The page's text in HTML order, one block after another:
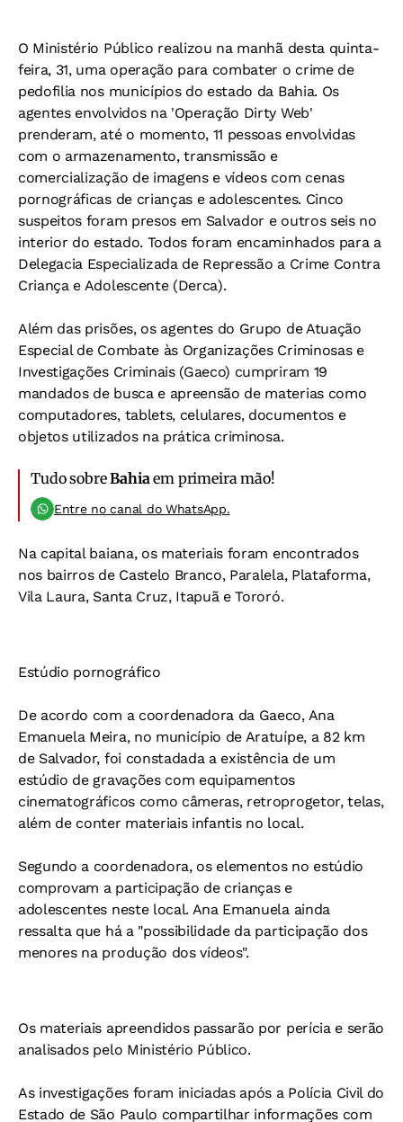
O Ministério Público realizou na manhã desta quinta-
feira, 31, uma operação para combater o crime de
pedofilia nos municípios do estado da Bahia. Os
agentes envolvidos na 'Operação Dirty Web'
prenderam, até o momento, 11 pessoas envolvidas
com o armazenamento, transmissão e
comercialização de imagens e vídeos com cenas
pornográficas de crianças e adolescentes. Cinco
suspeitos foram presos em Salvador e outros seis no
interior do estado. Todos foram encaminhados para a
Delegacia Especializada de Repressão a Crime Contra
Criança e Adolescente (Derca).
Além das prisões, os agentes do Grupo de Atuação
Especial de Combate às Organizações Criminosas e
Investigações Criminais (Gaeco) cumpriram 19
mandados de busca e apreensão de materias como
computadores, tablets, celulares, documentos e
objetos utilizados na prática criminosa.
Tudo sobreBahiaem primeira mão!
Entre no canal do WhatsApp.
Na capital baiana, os materiais foram encontrados
nos bairros de Castelo Branco, Paralela, Plataforma,
Vila Laura, Santa Cruz, Itapuã e Tororó.
Estúdio pornográfico
De acordo com a coordenadora da Gaeco, Ana
Emanuela Meira, no município de Aratuípe, a 82 km
de Salvador, foi constadada a existência de um
estúdio de gravações com equipamentos
cinematográficos como câmeras, retroprogetor, telas,
além de conter materiais infantis no local.
Segundo a coordenadora, os elementos no estúdio
comprovam a participação de crianças e
adolescentes neste local. Ana Emanuela ainda
ressalta que há a "possibilidade da participação dos
menores na produção dos vídeos".
Os materiais apreendidos passarão por perícia e serão
analisados pelo Ministério Público.
As investigações foram iniciadas após a Polícia Civil do
Estado de São Paulo compartilhar informações com